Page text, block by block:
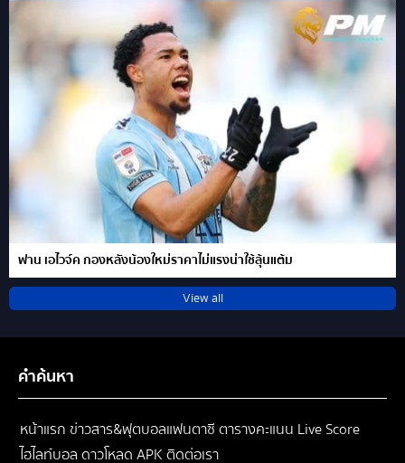
ฟาน เอไวจ์ค กองหลังน้องใหม่ราคาไม่แรงน่าใช้ลุ้นแต้ม
View all
คำค้นหา
หน้าแรก ข่าวสาร&ฟุตบอลแฟนตาซีตารางคะแนน Live Score
ไฮไลท์บอลดาวโหลด APKติดต่อเรา